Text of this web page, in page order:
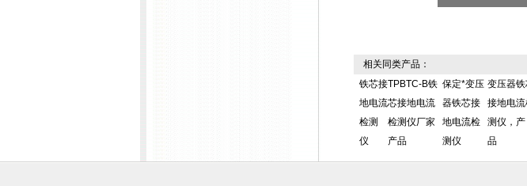
相关同类产品：
铁芯接
地电流
检测
仪
TPBTC-B铁
芯接地电流
检测仪厂家
产品
保定*变压
器铁芯接
地电流检
测仪
变压器铁
接地电流
测仪，产
品